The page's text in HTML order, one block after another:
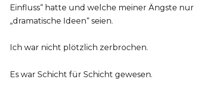
Einfluss“ hatte und welche meiner Ängste nur
„dramatische Ideen“ seien.
Ich war nicht plötzlich zerbrochen.
Es war Schicht für Schicht gewesen.